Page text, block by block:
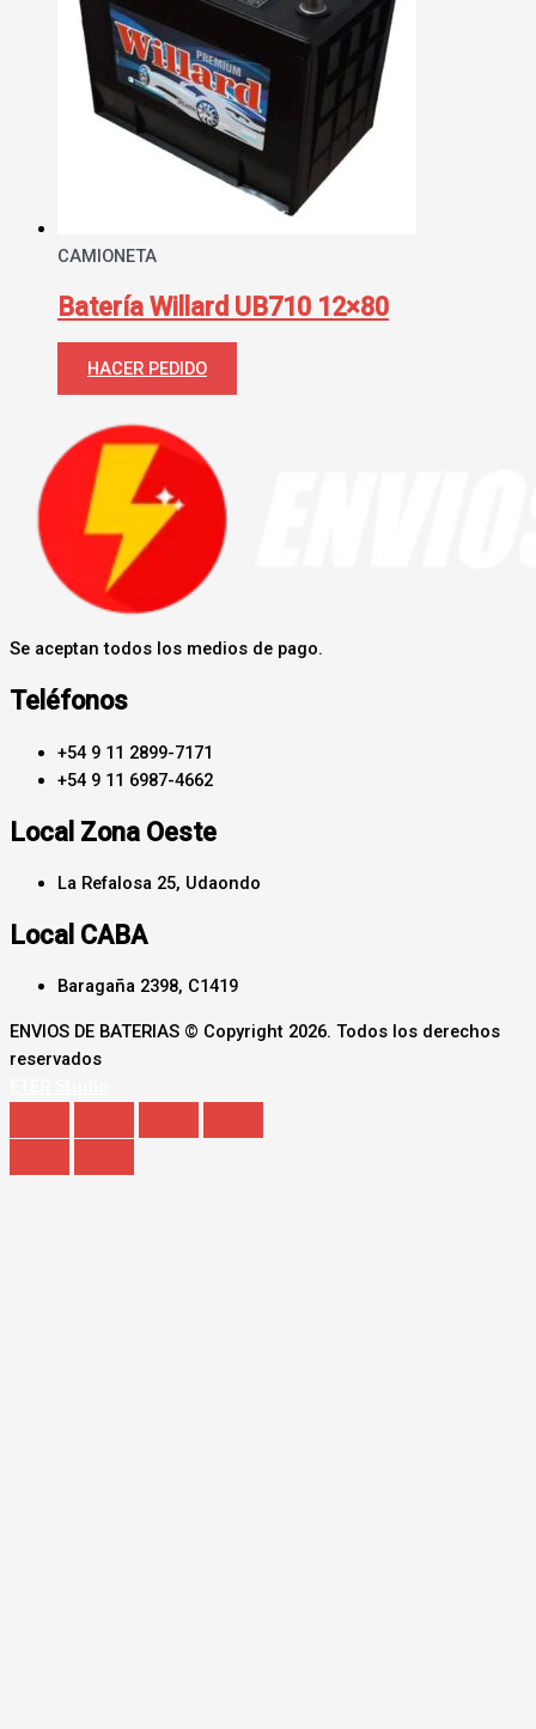
CAMIONETA
Batería Willard UB710 12×80
HACER PEDIDO
Se aceptan todos los medios de pago.
Teléfonos
+54 9 11 2899-7171
+54 9 11 6987-4662
Local Zona Oeste
La Refalosa 25, Udaondo
Local CABA
Baragaña 2398, C1419
ENVIOS DE BATERIAS © Copyright 2026. Todos los derechos
reservados